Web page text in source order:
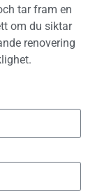
tar fram en
om du siktar
renovering